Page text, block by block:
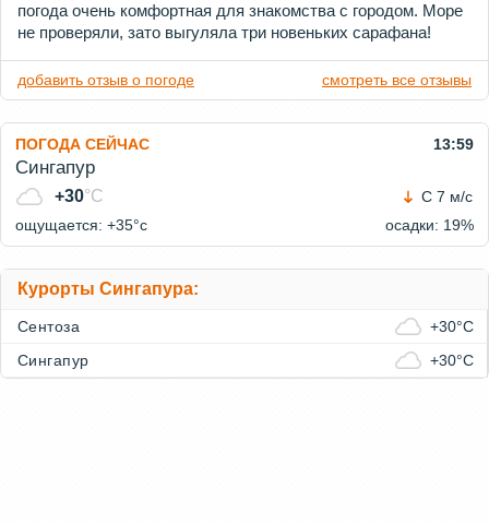
погода очень комфортная для знакомства с городом. Море
не проверяли, зато выгуляла три новеньких сарафана!
добавить отзыв о погоде смотреть все отзывы
ПОГОДА СЕЙЧАС 13:59
Сингапур
+30°C
С 7 м/с
ощущается: +35°c
осадки: 19%
Курорты Сингапура:
Сентоза
+30°C
Сингапур
+30°C